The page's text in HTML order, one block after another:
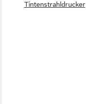
Tintenstrahldrucker